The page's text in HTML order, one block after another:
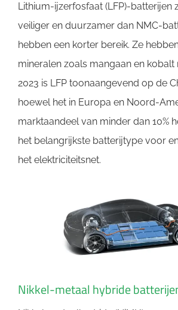
Lithium-ijzerfosfaat (LFP)-batterijen
veiliger en duurzamer dan NMC-
hebben een korter bereik. Ze
mineralen zoals mangaan en kobalt
2023 is LFP toonaangevend op de
hoewel het in Europa en Noord-
marktaandeel van minder dan 10%
het belangrijkste batterijtype voor
het elektriciteitsnet.
Nikkel-metaal hybride